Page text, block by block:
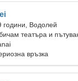
години, Водолей
театъра и
връзка